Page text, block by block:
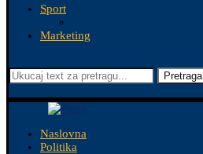
Sport
Marketing
Pretraga
Naslovna
Politika